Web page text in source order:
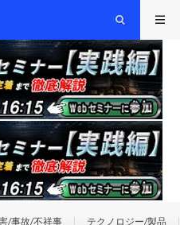
/事故/不祥事 テクノロジー/製品